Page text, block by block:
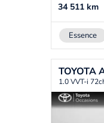
34 511 km
Essence
TOYOTA
1.0 VVT-i